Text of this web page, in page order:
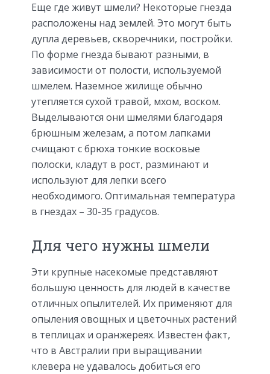
Еще где живут шмели? Некоторые гнезда
расположены над землей. Это могут быть
дупла деревьев, скворечники, постройки.
По форме гнезда бывают разными, в
зависимости от полости, используемой
шмелем. Наземное жилище обычно
утепляется сухой травой, мхом, воском.
Выделываются они шмелями благодаря
брюшным железам, а потом лапками
счищают с брюха тонкие восковые
полоски, кладут в рост, разминают и
используют для лепки всего
необходимого. Оптимальная температура
в гнездах – 30-35 градусов.
Для чего нужны шмели
Эти крупные насекомые представляют
большую ценность для людей в качестве
отличных опылителей. Их применяют для
опыления овощных и цветочных растений
в теплицах и оранжереях. Известен факт,
что в Австралии при выращивании
клевера не удавалось добиться его